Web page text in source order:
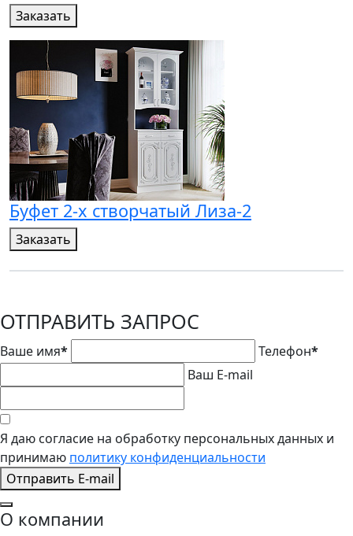
Заказать
Буфет 2-х створчатый Лиза-2
Заказать
ОТПРАВИТЬ ЗАПРОС
Ваше имя* Телефон*
Ваш E-mail
Я даю согласие на обработку персональных данных и
принимаю политику конфиденциальности
Отправить E-mail
О компании